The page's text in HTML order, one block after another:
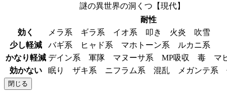
謎の異世界の洞くつ【現代】
耐性
効く
メラ系 ギラ系 イオ系 叩き 火炎 吹雪
少し軽減
バギ系 ヒャド系 マホトーン系 ルカニ系
かなり軽減 デイン系 軍隊 マヌーサ系 MP吸収 毒
効かない
眠り ザキ系 ニフラム系 混乱 メガンテ
閉じる